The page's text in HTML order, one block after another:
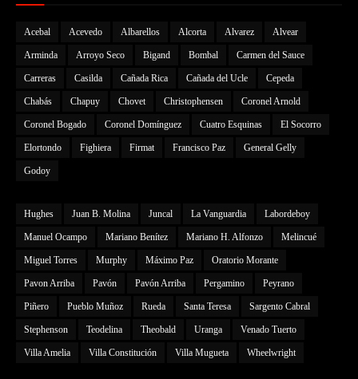
Acebal Acevedo Albarellos Alcorta Alvarez Alvear
Arminda Arroyo Seco Bigand Bombal Carmen del Sauce
Carreras Casilda Cañada Rica Cañada del Ucle Cepeda
Chabás Chapuy Chovet Christophensen Coronel Arnold
Coronel Bogado Coronel Domínguez Cuatro Esquinas El Socorro
Elortondo Fighiera Firmat Francisco Paz General Gelly
Godoy
Hughes Juan B. Molina Juncal La Vanguardia Labordeboy
Manuel Ocampo Mariano Benítez Mariano H. Alfonzo Melincué
Miguel Torres Murphy Máximo Paz Oratorio Morante
Pavon Arriba Pavón Pavón Arriba Pergamino Peyrano
Piñero Pueblo Muñoz Rueda Santa Teresa Sargento Cabral
Stephenson Teodelina Theobald Uranga Venado Tuerto
Villa Amelia Villa Constitución Villa Mugueta Wheelwright